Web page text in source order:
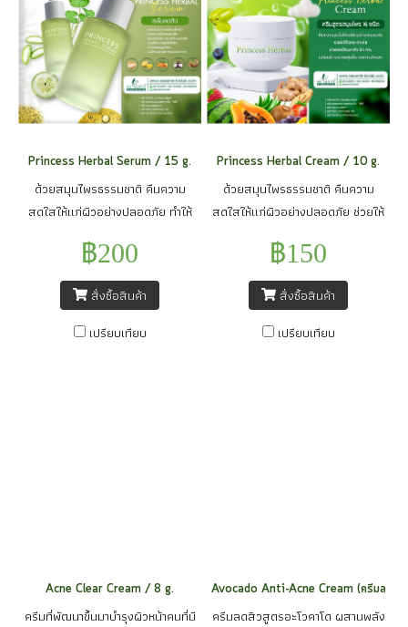
สุขภาพดีเปล่งปลั่ง
Princess Herbal Serum / 15 g.
ด้วยสมุนไพรธรรมชาติ คืนความ
สดใสให้แก่ผิวอย่างปลอดภัย ทำให้
สม่ำเสมอ กระตุ้นการสร้าง
collagen และ elastin ในชั้นผิวได้ดี
เยี่ยม ลดเลือนริ้วรอย ฝ้า กระ รอย
แดงจากสิว ให้ดูจางลง ช่วยลด
฿200
สั่งซื้อสินค้า
เปรียบเทียบ
Princess Herbal Cream / 10 g.
ด้วยสมุนไพรธรรมชาติ คืนความ
สดใสให้แก่ผิวอย่างปลอดภัย ช่วยให้
ช่วยลดปัญหาสิว ฝ้า กระ ทำให้ผิว
เรียบเนียนน่าสัมผัส ด้วยสมุนไพรถึง
16 ชนิด เสริมสร้างความชุ่มชื้น ลด
การอักเสบ ให้ผิวแข็งแรง ไม่แพ้ง่าย
฿150
สั่งซื้อสินค้า
เปรียบเทียบ
Acne Clear Cream / 8 g.
ครีมที่พัฒนาขึ้นมาบำรุงผิวหน้าคนที่มี
Avocado Anti-Acne Cream (ครีมลดสิว
ครีมลดสิวสูตรอะโวคาโด ผสานพลัง